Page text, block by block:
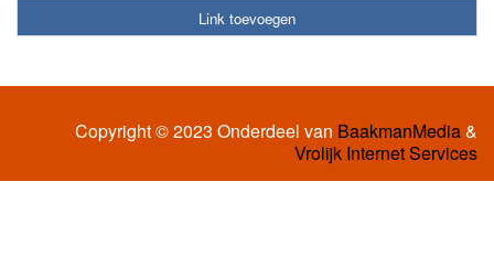
Link toevoegen
Copyright © 2023 Onderdeel van BaakmanMedia&
Vrolijk Internet Services